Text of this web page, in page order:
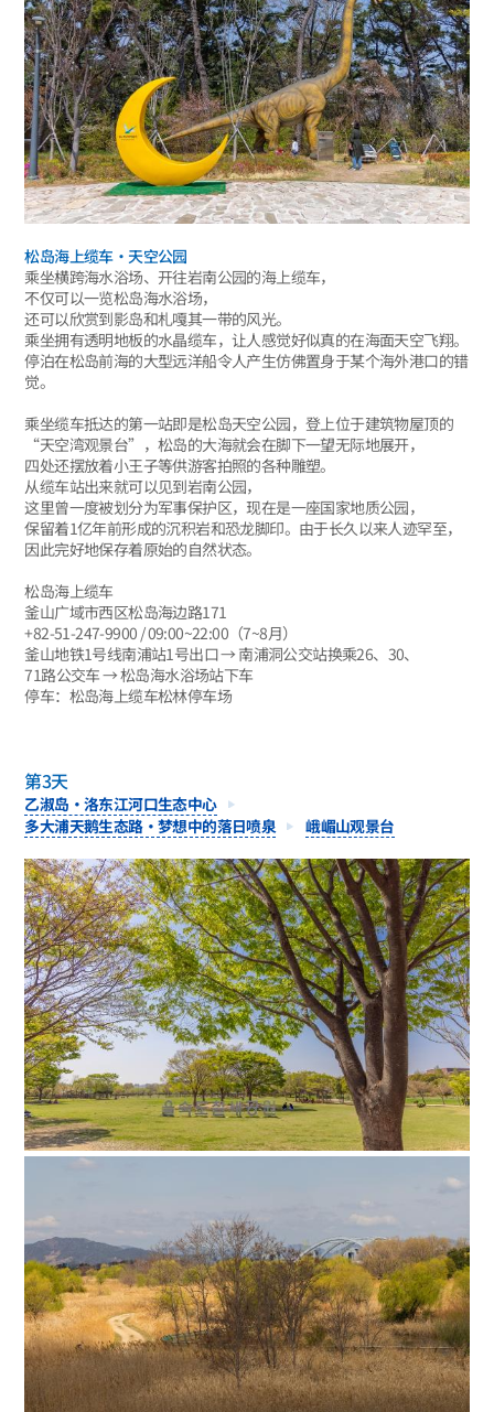
松岛海上缆车·天空公园
乘坐横跨海水浴场、开往岩南公园的海上缆车，
不仅可以一览松岛海水浴场，
还可以欣赏到影岛和札嘎其一带的风光。
乘坐拥有透明地板的水晶缆车，让人感觉好似真的在海面天空飞翔。
停泊在松岛前海的大型远洋船令人产生仿佛置身于某个海外港口的错
觉。
乘坐缆车抵达的第一站即是松岛天空公园，登上位于建筑物屋顶的
“天空湾观景台”，松岛的大海就会在脚下一望无际地展开，
四处还摆放着小王子等供游客拍照的各种雕塑。
从缆车站出来就可以见到岩南公园，
这里曾一度被划分为军事保护区，现在是一座国家地质公园，
保留着1亿年前形成的沉积岩和恐龙脚印。由于长久以来人迹罕至，
因此完好地保存着原始的自然状态。
松岛海上缆车
釜山广域市西区松岛海边路171
+82-51-247-9900 / 09:00~22:00（7~8月）
釜山地铁1号线南浦站1号出口 → 南浦洞公交站换乘26、30、
71路公交车 → 松岛海水浴场站下车
停车：松岛海上缆车松林停车场
第3天
乙淑岛·洛东江河口生态中心
多大浦天鹅生态路·梦想中的落日喷泉
峨嵋山观景台